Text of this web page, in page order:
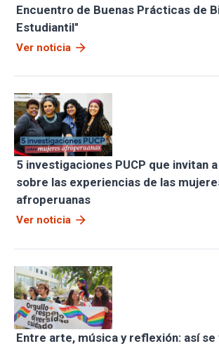
Encuentro de Buenas Prácticas de
Estudiantil"
Ver noticia arrow_forward
5 investigaciones PUCP que invitan
sobre las experiencias de las
afroperuanas
Ver noticia arrow_forward
Entre arte, música y reflexión: así se